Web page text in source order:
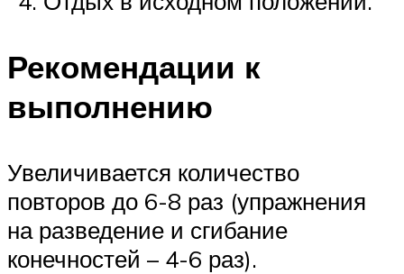
Рекомендации к
выполнению
Увеличивается количество
повторов до 6-8 раз (упражнения
на разведение и сгибание
конечностей – 4-6 раз).